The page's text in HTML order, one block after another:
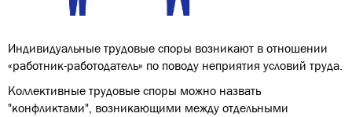
Индивидуальные трудовые споры возникают в отношении
«работник-работодатель» по поводу неприятия условий труда.
Коллективные трудовые споры можно назвать
"конфликтами", возникающими между отдельными